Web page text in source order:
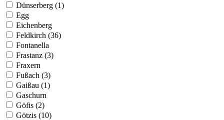
Dünserberg (1)
Egg
Eichenberg
Feldkirch (36)
Fontanella
Frastanz (3)
Fraxern
Fußach (3)
Gaißau (1)
Gaschurn
Göfis (2)
Götzis (10)